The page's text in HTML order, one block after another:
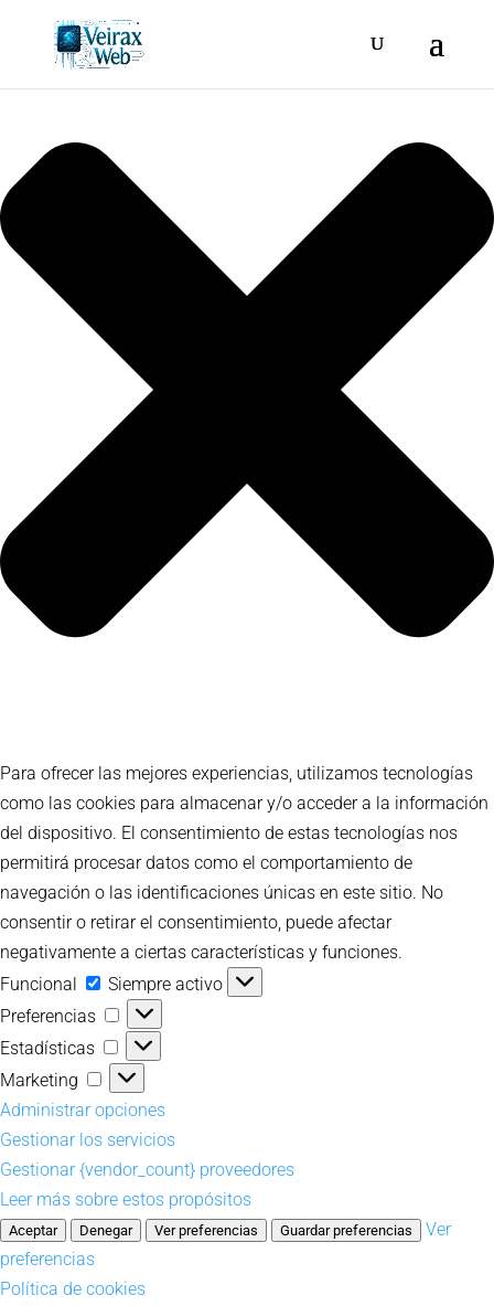
Gestionar consentimiento
Para ofrecer las mejores experiencias, utilizamos tecnologías
como las cookies para almacenar y/o acceder a la información
del dispositivo. El consentimiento de estas tecnologías nos
permitirá procesar datos como el comportamiento de
navegación o las identificaciones únicas en este sitio. No
consentir o retirar el consentimiento, puede afectar
negativamente a ciertas características y funciones.
Funcional
Funcional
Siempre activo
Preferencias
Preferencias
Estadísticas
Estadísticas
Marketing
Marketing
Administrar opciones
Gestionar los servicios
Gestionar {vendor_count} proveedores
Leer más sobre estos propósitos
Aceptar Denegar Ver preferencias Guardar preferencias
Ver
preferencias
Política de cookies